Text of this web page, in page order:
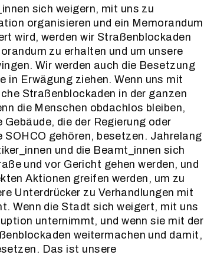
sich weigern, mit uns zu
organisieren und ein Memorandum
wird, werden wir Straßenblockaden
zu erhalten und um unsere
Wir werden auch die Besetzung
in Erwägung ziehen. Wenn uns mit
Straßenblockaden in der ganzen
die Menschen obdachlos bleiben,
die der Regierung oder
gehören, besetzen. Jahrelang
und die Beamt_innen sich
und vor Gericht gehen werden, und
Aktionen greifen werden, um zu
Unterdrücker zu Verhandlungen mit
Wenn die Stadt sich weigert, mit uns
unternimmt, und wenn sie mit der
weitermachen und damit,
Das ist unsere